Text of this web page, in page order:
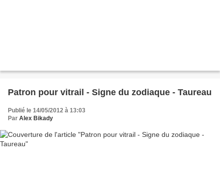
Patron pour vitrail - Signe du zodiaque - Taureau
Publié le 14/05/2012 à 13:03
Par Alex Bikady